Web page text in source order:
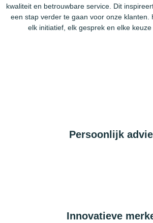
kwaliteit en betrouwbare service. Dit
een stap verder te gaan voor onze klanten.
elk initiatief, elk gesprek en elke keuze
Persoonlijk
Innovatieve